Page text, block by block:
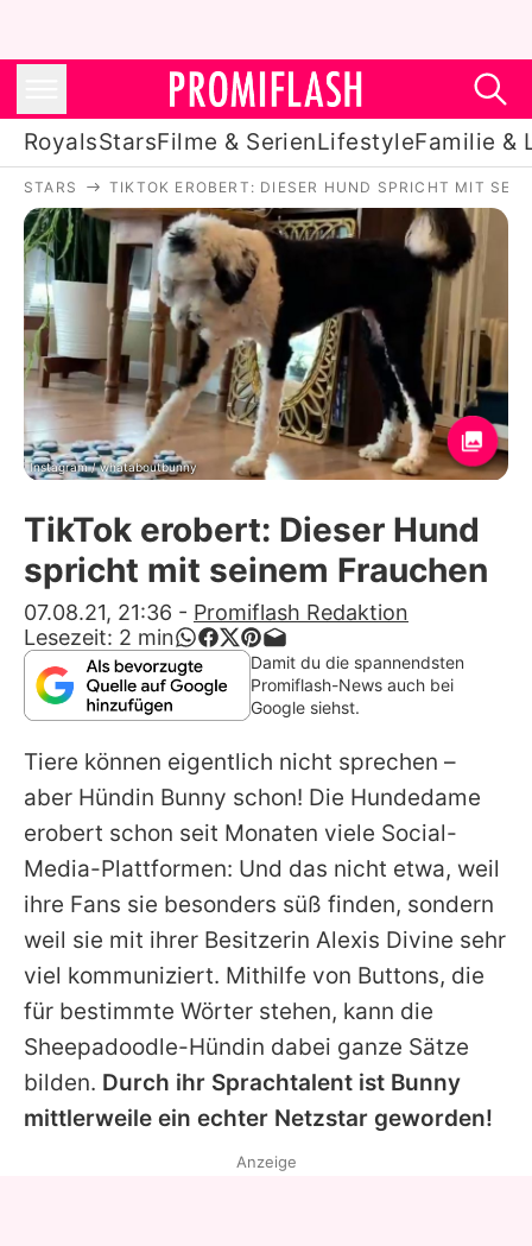
RoyalsStarsFilme & SerienLifestyleFamilie &
Royals
Stars
Filme & Serien
Lifestyle
Familie & Liebe
Promiflash Exklusiv
Alle Themen auf Promiflash
App runterladen
Team
Redaktionelle Richtlinien
Impressum
Nutzungsbedingungen
Utiq verwalten
STARS TIKTOK EROBERT: DIESER HUND SPRICHT MIT
Instagram / whataboutbunny
TikTok erobert: Dieser Hund
spricht mit seinem Frauchen
07.08.21, 21:36 - Promiflash Redaktion
Lesezeit: 2 min
Damit du die spannendsten
Promiflash-News auch bei
Google siehst.
Tiere können eigentlich nicht sprechen –
aber Hündin Bunny schon! Die Hundedame
erobert schon seit Monaten viele Social-
Media-Plattformen: Und das nicht etwa, weil
ihre Fans sie besonders süß finden, sondern
weil sie mit ihrer Besitzerin Alexis Divine sehr
viel kommuniziert. Mithilfe von Buttons, die
für bestimmte Wörter stehen, kann die
Sheepadoodle-Hündin dabei ganze Sätze
bilden. Durch ihr Sprachtalent ist Bunny
mittlerweile ein echter Netzstar geworden!
Anzeige